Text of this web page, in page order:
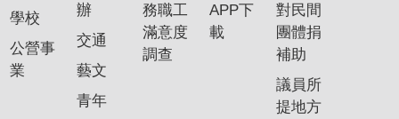
學校
公營事
業
辦
交通
藝文
青年
務職工
滿意度
調查
APP下
載
對民間
團體捐
補助
議員所
提地方